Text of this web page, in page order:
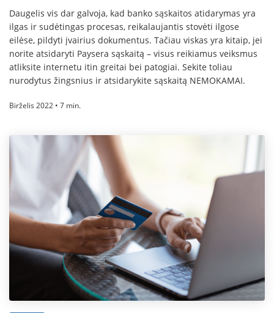
Daugelis vis dar galvoja, kad banko sąskaitos atidarymas yra
ilgas ir sudėtingas procesas, reikalaujantis stovėti ilgose
eilėse, pildyti įvairius dokumentus. Tačiau viskas yra kitaip, jei
norite atsidaryti Paysera sąskaitą – visus reikiamus veiksmus
atliksite internetu itin greitai bei patogiai. Sekite toliau
nurodytus žingsnius ir atsidarykite sąskaitą NEMOKAMAI.
Birželis 2022 • 7 min.